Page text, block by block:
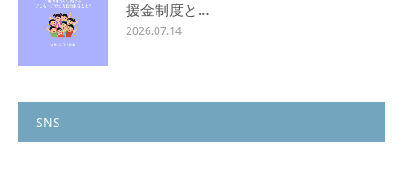
援金制度と…
2026.07.14
SNS